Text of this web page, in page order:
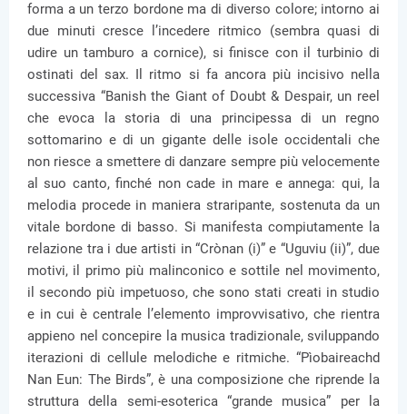
forma a un terzo bordone ma di diverso colore; intorno ai
due minuti cresce l’incedere ritmico (sembra quasi di
udire un tamburo a cornice), si finisce con il turbinio di
ostinati del sax. Il ritmo si fa ancora più incisivo nella
successiva “Banish the Giant of Doubt & Despair, un reel
che evoca la storia di una principessa di un regno
sottomarino e di un gigante delle isole occidentali che
non riesce a smettere di danzare sempre più velocemente
al suo canto, finché non cade in mare e annega: qui, la
melodia procede in maniera straripante, sostenuta da un
vitale bordone di basso. Si manifesta compiutamente la
relazione tra i due artisti in “Crònan (i)” e “Uguviu (ii)”, due
motivi, il primo più malinconico e sottile nel movimento,
il secondo più impetuoso, che sono stati creati in studio
e in cui è centrale l’elemento improvvisativo, che rientra
appieno nel concepire la musica tradizionale, sviluppando
iterazioni di cellule melodiche e ritmiche. “Pìobaireachd
Nan Eun: The Birds”, è una composizione che riprende la
struttura della semi-esoterica “grande musica” per la